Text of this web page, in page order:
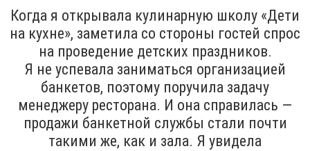
Когда я открывала кулинарную школу «Дети
на кухне», заметила со стороны гостей спрос
на проведение детских праздников.
Я не успевала заниматься организацией
банкетов, поэтому поручила задачу
менеджеру ресторана. И она справилась —
продажи банкетной службы стали почти
такими же, как и зала. Я увидела